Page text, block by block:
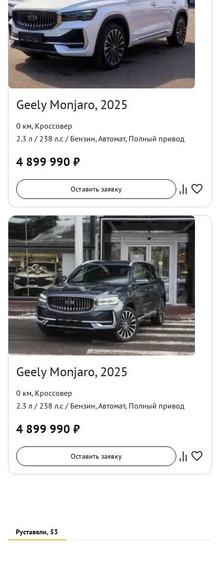
Geely Monjaro, 2025
0 км, Кроссовер
2.3 л / 238 л.с / Бензин,Автомат, Полный привод
4 899 990 ₽
Оставить заявку
Geely Monjaro, 2025
0 км, Кроссовер
2.3 л / 238 л.с / Бензин,Автомат, Полный привод
4 899 990 ₽
Оставить заявку
Руставели, 53